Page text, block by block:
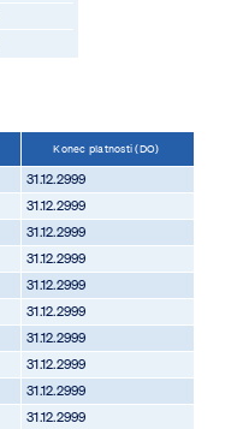
Konec platnosti (DO)
31.12.2999
31.12.2999
31.12.2999
31.12.2999
31.12.2999
31.12.2999
31.12.2999
31.12.2999
31.12.2999
31.12.2999